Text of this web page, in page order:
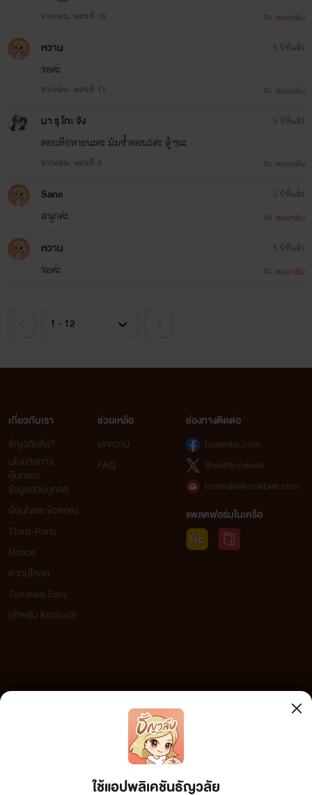
จากตอน: ตอนที่ 16 ตอบกลับ
หวาน
รอค่ะ
จากตอน: ตอนที่ 11
5 ปีที่แล้ว
ตอบกลับ
มา รุ โกะ จัง
ตอนที่6หายนะคะ​ มัมซ้ำตอน5ค่ะ​ สู้ๆนะ
จากตอน: ตอนที่ 6
5 ปีที่แล้ว
ตอบกลับ
Sane
สนุกค่ะ​
5 ปีที่แล้ว
ตอบกลับ
หวาน
รอค่ะ
5 ปีที่แล้ว
ตอบกลับ
ใช้แอปพลิเคชันธัญวลัย
เกี่ยวกับเรา
ธัญวลัยคือ?
นโยบายการ
คุ้มครอง
ข้อมูลส่วนบุคคล
เงื่อนไขและข้อตกลง
Third-Party
Notice
ดาวน์โหลด
Tunwalai Easy
(สำหรับ Android)
ช่วยเหลือ
บทความ
FAQ
ช่องทางติดต่อ
tunwalai.com
@webtunwalai
tunwalai@ookbee.com
แพลตฟอร์มในเครือ
เว็บไซต์แห่งนี้ไม่ได้เห็นด้วยและไม่ขอรับผิดชอบต่อข้อความใดๆ ทั้งสิ้น ดังนั้นผู้อ่านทุกท่านโปรดใช้
วิจารณญาณในการกลั่นกรองด้วยตนเอง และหากท่านพบข้อความใดๆ ที่ขัดต่อกฎหมายและศีลธรรม
กรุณาแจ้งมาที่ tunwalai@ookbee.com เพื่อทีมงานจะได้ดำเนินการในทันที ทั้งนี้ ทางเว็บไซต์ขอสงวน
ลิขสิทธิ์ตามพระราชบัญญัติลิขสิทธิ์ (ฉบับเพิ่มเติม) พ.ศ.2558